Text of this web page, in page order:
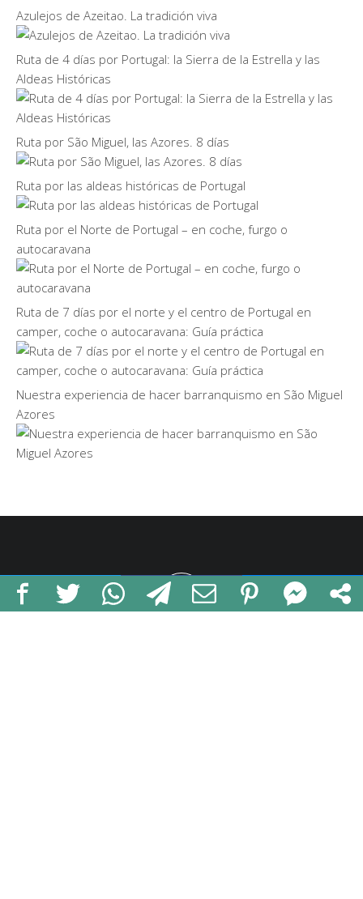
Azulejos de Azeitao. La tradición viva
Ruta de 4 días por Portugal: la Sierra de la Estrella y las
Aldeas Históricas
Ruta por São Miguel, las Azores. 8 días
Ruta por las aldeas históricas de Portugal
Ruta por el Norte de Portugal – en coche, furgo o
autocaravana
Ruta de 7 días por el norte y el centro de Portugal en
camper, coche o autocaravana: Guía práctica
Nuestra experiencia de hacer barranquismo en São Miguel
Azores